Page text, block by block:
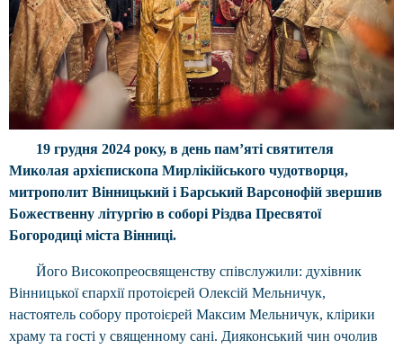
19 грудня 2024 року, в день памʼяті святителя
Миколая архієпископа Мирлікійського чудотворця,
митрополит Вінницький і Барський Варсонофій звершив
Божественну літургію в соборі Різдва Пресвятої
Богородиці міста Вінниці.
Його Високопреосвященству співслужили: духівник
Вінницької єпархії протоієрей Олексій Мельничук,
настоятель собору протоієрей Максим Мельничук, клірики
храму та гості у священному сані. Дияконський чин очолив